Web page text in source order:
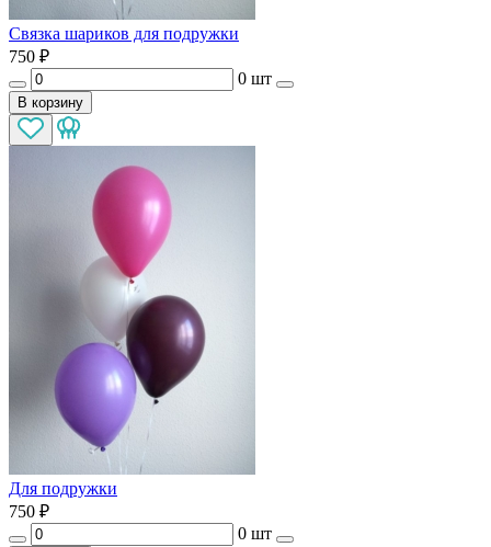
Связка шариков для подружки
750 ₽
0 шт
В корзину
Для подружки
750 ₽
0 шт